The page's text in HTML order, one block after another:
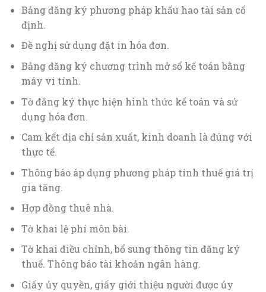
Bảng đăng ký phương pháp khấu hao tài sản cố
định.
Đề nghị sử dụng đặt in hóa đơn.
Bảng đăng ký chương trình mở sổ kế toán bằng
máy vi tính.
Tờ đăng ký thực hiện hình thức kế toán và sử
dụng hóa đơn.
Cam kết địa chỉ sản xuất, kinh doanh là đúng với
thực tế.
Thông báo áp dụng phương pháp tính thuế giá trị
gia tăng.
Hợp đồng thuê nhà.
Tờ khai lệ phí môn bài.
Tờ khai điều chỉnh, bổ sung thông tin đăng ký
thuế. Thông báo tài khoản ngân hàng.
Giấy ủy quyền, giấy giới thiệu người được ủy